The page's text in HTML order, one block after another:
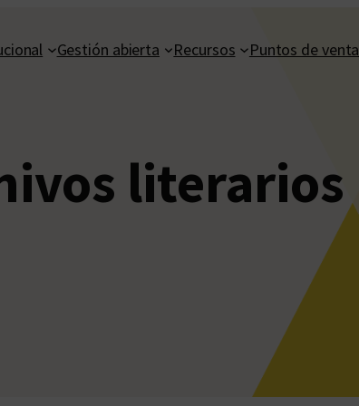
Gestión abierta Recursos Puntos de venta
literarios